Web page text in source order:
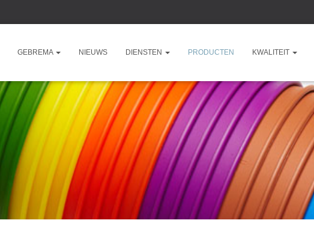
GEBREMA NIEUWS DIENSTEN PRODUCTEN KWALITEIT